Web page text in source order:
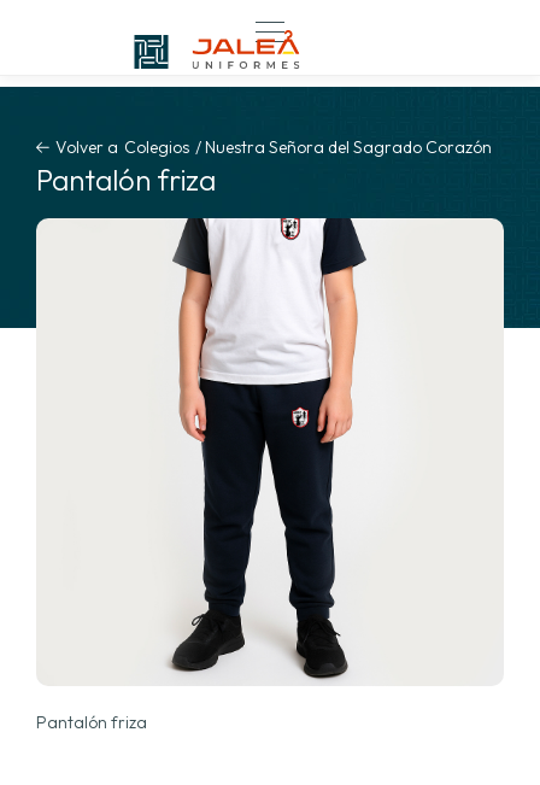
Volver a Colegios /Nuestra Señora del Sagrado Corazón
Pantalón friza
Pantalón friza